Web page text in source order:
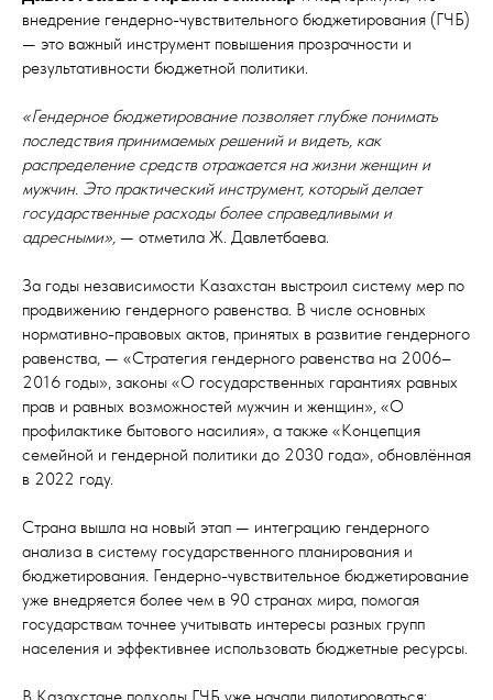
внедрение гендерно-чувствительного бюджетирования (ГЧБ)
— это важный инструмент повышения прозрачности и
результативности бюджетной политики.
«Гендерное бюджетирование позволяет глубже понимать
последствия принимаемых решений и видеть, как
распределение средств отражается на жизни женщин и
мужчин. Это практический инструмент, который делает
государственные расходы более справедливыми и
адресными», — отметила Ж. Давлетбаева.
За годы независимости Казахстан выстроил систему мер по
продвижению гендерного равенства. В числе основных
нормативно-правовых актов, принятых в развитие гендерного
равенства, — «Стратегия гендерного равенства на 2006–
2016 годы», законы «О государственных гарантиях равных
прав и равных возможностей мужчин и женщин», «О
профилактике бытового насилия», а также «Концепция
семейной и гендерной политики до 2030 года», обновлённая
в 2022 году.
Страна вышла на новый этап — интеграцию гендерного
анализа в систему государственного планирования и
бюджетирования. Гендерно-чувствительное бюджетирование
уже внедряется более чем в 90 странах мира, помогая
государствам точнее учитывать интересы разных групп
населения и эффективнее использовать бюджетные ресурсы.